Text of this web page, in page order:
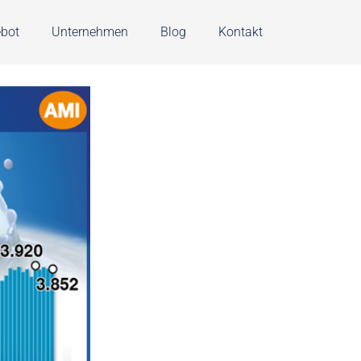
Unternehmen Blog Kontakt